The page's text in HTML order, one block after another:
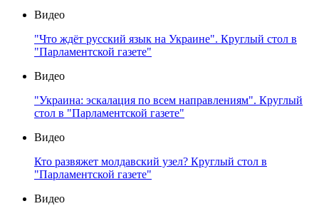
Видео
"Что ждёт русский язык на Украине". Круглый стол в
"Парламентской газете"
Видео
"Украина: эскалация по всем направлениям". Круглый
стол в "Парламентской газете"
Видео
Кто развяжет молдавский узел? Круглый стол в
"Парламентской газете"
Видео